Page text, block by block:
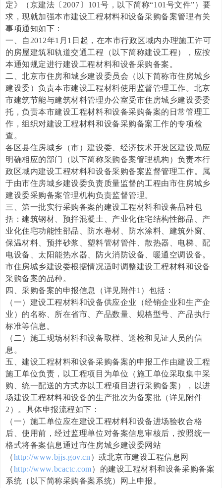
定》（京建法〔2007〕101号，以下简称“101号文件”）要
求，现就加强本市建设工程材料和设备采购备案管理有关
事项通知如下：
一、自2012年1月1日起，在本市行政区域内办理施工许可
的房屋建筑和轨道交通工程（以下简称建设工程），应按
本通知规定进行建设工程材料和设备采购备案。
二、北京市住房和城乡建设委员会（以下简称市住房城乡
建设委）负责本市建设工程材料使用监督管理工作。北京
市建筑节能与建筑材料管理办公室受市住房城乡建设委委
托，负责本市建设工程材料和设备采购备案的日常管理工
作，组织对建设工程材料和设备采购备案工作的专项检
查。
各区县住房城乡（市）建设委、经济技术开发区建设局应
明确相应的部门（以下简称采购备案管理机构）负责本行
政区域内建设工程材料和设备采购备案监督管理工作。属
于由市住房城乡建设委负责质量监督的工程由市住房城乡
建设委采购备案管理机构负责监督管理。
三、第一批实行采购备案的建设工程材料和设备品种包
括：建筑钢材、预拌混凝土、产业化住宅结构性部品、产
业化住宅功能性部品、防水卷材、防水涂料、建筑外窗、
保温材料、预拌砂浆、塑料管材管件、散热器、电梯、配
电设备、太阳能热水器、防火消防设备、暖通空调设备。
市住房城乡建设委根据情况适时调整建设工程材料和设备
采购备案的品种。
四、采购备案的申报信息（详见附件1）包括：
（一）建设工程材料和设备供应企业（经销企业和生产企
业）的名称、所在省市、产品数量、规格型号、产品执行
标准等信息。
（二）施工现场材料和设备取样、送检和见证人员的信
息。
五、建设工程材料和设备采购备案的申报工作由建设工程
施工单位负责，以工程项目为单位（施工单位采取集中采
购、统一配送的方式亦以工程项目进行采购备案），以进
场建设工程材料和设备的生产批次为备案批（详见附件
2）。具体申报流程如下：
（一）施工单位应在建设工程材料和设备进场验收合格
后、使用前，经过监理单位对备案信息审核后，按照统一
格式将备案信息通过市住房城乡建设委网站
（http://www.bjjs.gov.cn ）或北京市建设工程信息网
（http://www.bcactc.com）的建设工程材料和设备采购备案
系统（以下简称采购备案系统）网上申报。